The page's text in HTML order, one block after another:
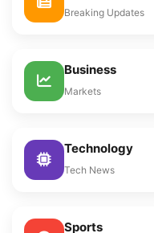
Breaking Updates
Business
Markets
Technology
Tech News
Sports